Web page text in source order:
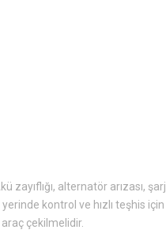
zayıflığı, alternatör arızası, şarj
kontrol ve hızlı teşhis için
çekilmelidir.